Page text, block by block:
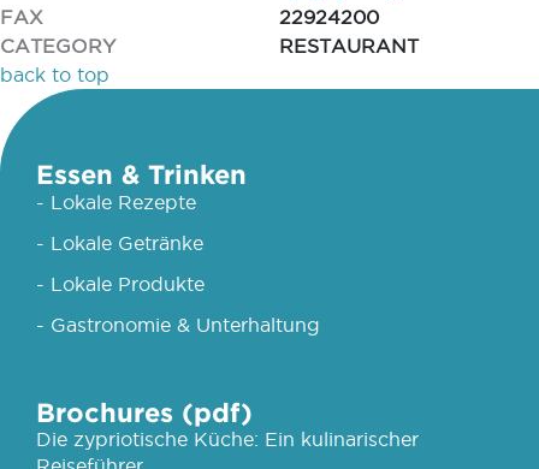
FAX
22924200
CATEGORY
RESTAURANT
back to top
Essen & Trinken
- Lokale Rezepte
- Lokale Getränke
- Lokale Produkte
- Gastronomie & Unterhaltung
Brochures (pdf)
Die zypriotische Küche: Ein kulinarischer